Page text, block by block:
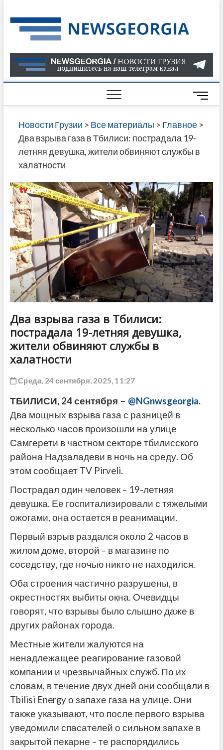
to
content
О
В
ГРУЗИИ
САЙТЕ
M
e
n
B
t
o
n
Новости Грузии > Все материалы > Главное>
Два взрыва газа в Тбилиси: пострадала 19-
летняя девушка, жители обвиняют службы в
халатности
Два взрыва газа в Тбилиси:
пострадала 19-летняя девушка,
жители обвиняют службы в
халатности
Среда, 24 сентября, 2025, 11:27
ТБИЛИСИ, 24 сентября – @NGnwsgeorgia.
Два мощных взрыва газа с разницей в
несколько часов произошли на улице
Самгерети в частном секторе тбилисского
района Надзаладеви в ночь на среду. Об
этом сообщает TV Pirveli.
Пострадал один человек – 19-летняя
девушка. Ее госпитализировали с тяжелыми
ожогами, она остается в реанимации.
Первый взрыв раздался около 2 часов в
жилом доме, второй – в магазине по
соседству, где ночью никто не находился.
Оба строения частично разрушены, в
окрестностях выбиты окна. Очевидцы
говорят, что взрывы было слышно даже в
других районах города.
Местные жители жалуются на
ненадлежащее реагирование газовой
компании и чрезвычайных служб. По их
словам, в течение двух дней они сообщали в
Tbilisi Energy о запахе газа на улице. Они
также указывают, что после первого взрыва
уведомили спасателей о сильном запахе в
закрытой пекарне – те распорядились